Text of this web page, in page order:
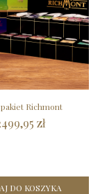
Richmont
zł
DO KOSZYKA